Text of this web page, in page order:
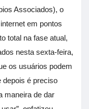
Associados), o
em pontos
total na fase atual,
nesta sexta-feira,
os usuários podem
depois é preciso
maneira de dar